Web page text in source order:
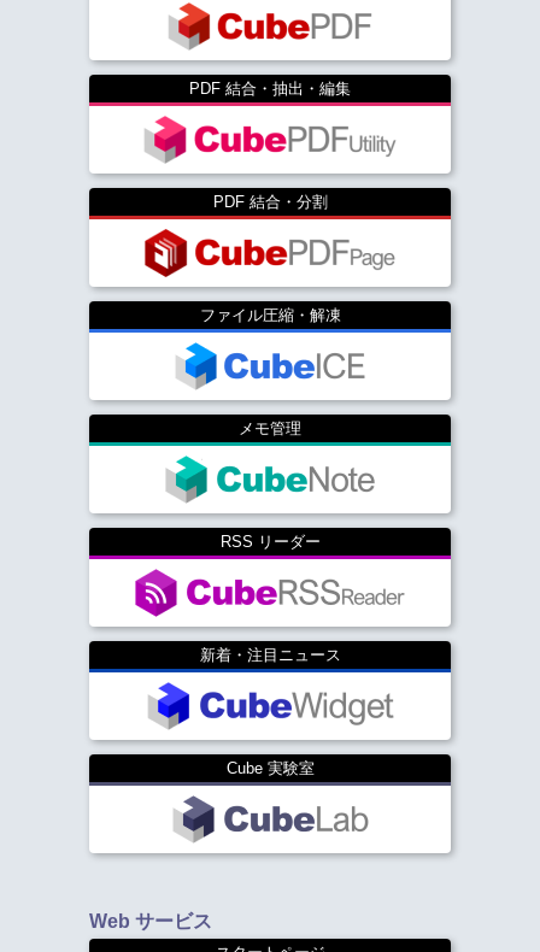
PDF 結合・抽出・編集
PDF 結合・分割
ファイル圧縮・解凍
メモ管理
RSS リーダー
新着・注目ニュース
Cube 実験室
Web サービス